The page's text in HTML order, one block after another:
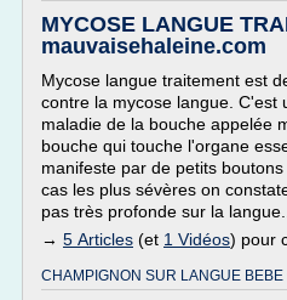
MYCOSE LANGUE
mauvaisehaleine.com
Mycose langue traitement est
contre la mycose langue. C'est
maladie de la bouche appelée
bouche qui touche l'organe
manifeste par de petits
cas les plus sévères on
pas très profonde sur la
→ 5 Articles (et 1 Vidéos) pour
CHAMPIGNON SUR LANGUE BEBE